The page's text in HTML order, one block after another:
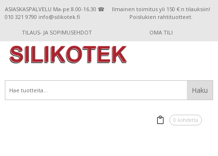
ASIASKASPALVELU Ma-pe 8.00-16.30 ☎
010 321 9790 info@silikotek.fi
Ilmainen toimitus yli 150 €:n tilauksiin!
Poislukien rahtituotteet.
TILAUS- JA SOPIMUSEHDOT OMA TILI
0 kohdetta